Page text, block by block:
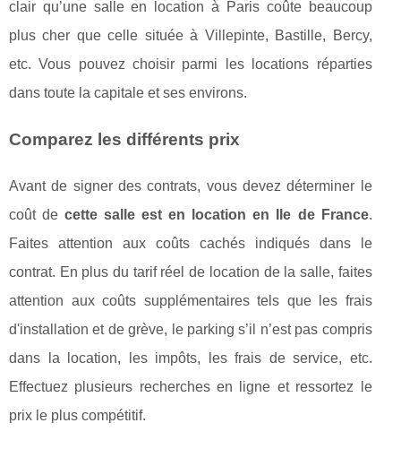
clair qu’une salle en location à Paris coûte beaucoup
plus cher que celle située à Villepinte, Bastille, Bercy,
etc. Vous pouvez choisir parmi les locations réparties
dans toute la capitale et ses environs.
Comparez les différents prix
Avant de signer des contrats, vous devez déterminer le
coût decette salle est en location en Ile de France.
Faites attention aux coûts cachés indiqués dans le
contrat. En plus du tarif réel de location de la salle, faites
attention aux coûts supplémentaires tels que les frais
d'installation et de grève, le parking s’il n’est pas compris
dans la location, les impôts, les frais de service, etc.
Effectuez plusieurs recherches en ligne et ressortez le
prix le plus compétitif.